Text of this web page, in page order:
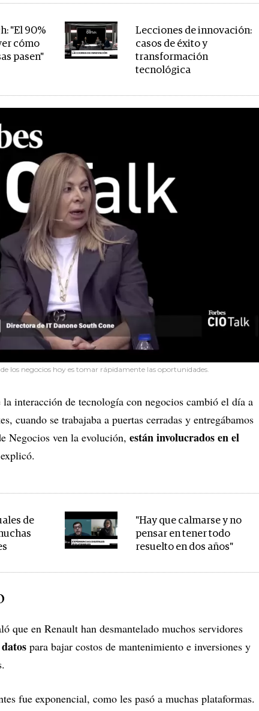
"El 90%
cómo
pasen"
Lecciones de innovación:
casos de éxito y
transformación
tecnológica
los negocios hoy es tomar rápidamente las oportunidades.
la interacción de tecnología con negocios cambió el día a
cuando se trabajaba a puertas cerradas y entregábamos
Negocios ven la evolución, están involucrados en el
de
"Hay que calmarse y no
pensar en tener todo
resuelto en dos años"
que en Renault han desmantelado muchos servidores
para bajar costos de mantenimiento e inversiones y
fue exponencial, como les pasó a muchas plataformas.